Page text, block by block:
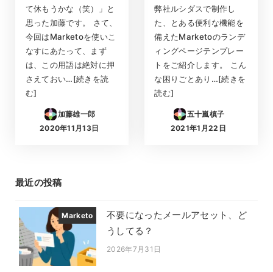
て休もうかな（笑）」と
思った加藤です。 さて、
今回はMarketoを使いこ
なすにあたって、まず
は、この用語は絶対に押
さえておい…[続きを読
む]
加藤雄一郎
投稿日
2020年11月13日
弊社ルシダスで制作し
た、とある便利な機能を
備えたMarketoのランデ
ィングページテンプレー
トをご紹介します。 こん
な困りごとあり…[続きを
読む]
五十嵐槙子
投稿日
2021年1月22日
最近の投稿
Marketo
不要になったメールアセット、ど
うしてる？
投稿日
2026年7月31日